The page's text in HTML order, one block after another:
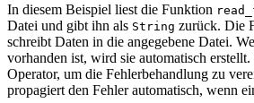
In diesem Beispiel liest die Funktion
Datei und gibt ihn als String zurück. Die
schreibt Daten in die angegebene Datei.
vorhanden ist, wird sie automatisch
Operator, um die Fehlerbehandlung zu
propagiert den Fehler automatisch, wenn